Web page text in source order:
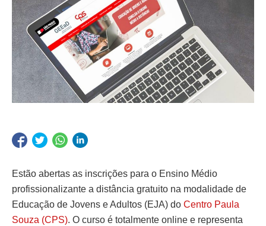
Estão abertas as inscrições para o Ensino Médio
profissionalizante a distância gratuito na modalidade de
Educação de Jovens e Adultos (EJA) do Centro Paula
Souza (CPS). O curso é totalmente online e representa